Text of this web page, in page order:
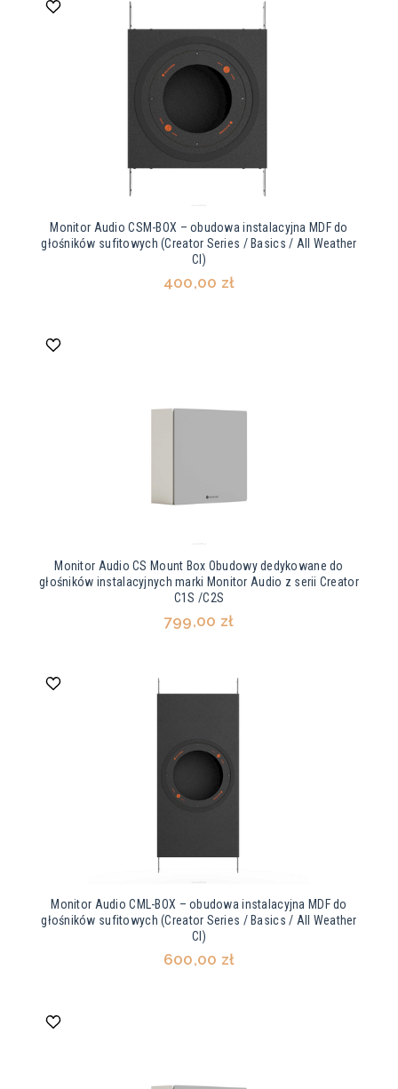
Monitor Audio CSM-BOX – obudowa instalacyjna MDF do
głośników sufitowych (Creator Series / Basics / All Weather
CI)
400,00 zł
Monitor Audio CS Mount Box Obudowy dedykowane do
głośników instalacyjnych marki Monitor Audio z serii Creator
C1S /C2S
799,00 zł
Monitor Audio CML-BOX – obudowa instalacyjna MDF do
głośników sufitowych (Creator Series / Basics / All Weather
CI)
600,00 zł